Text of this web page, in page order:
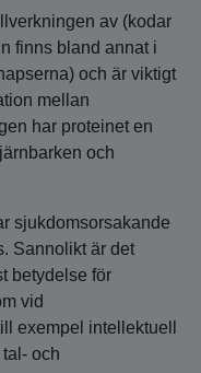
av (kodar
finns bland annat i
och är viktigt
mellan
har proteinet en
och
sjukdomsorsakande
Sannolikt är det
betydelse för
vid
exempel intellektuell
och